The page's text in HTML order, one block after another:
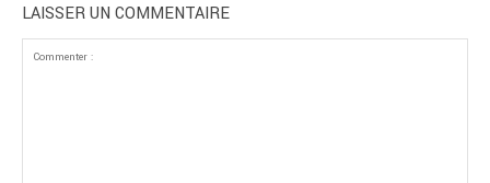
LAISSER UN COMMENTAIRE